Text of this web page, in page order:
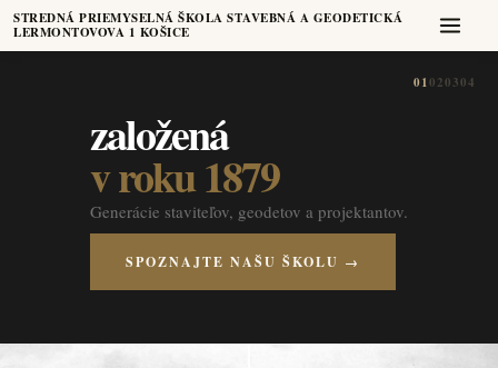
STREDNÁ PRIEMYSELNÁ ŠKOLA STAVEBNÁ A GEODETICKÁ
LERMONTOVOVA 1 KOŠICE
01020304
založená
v roku 1879
Generácie staviteľov, geodetov a projektantov.
SPOZNAJTE NAŠU ŠKOLU →